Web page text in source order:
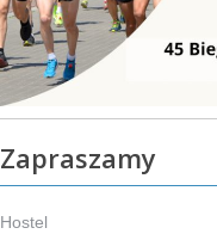
Zapraszamy
Hostel